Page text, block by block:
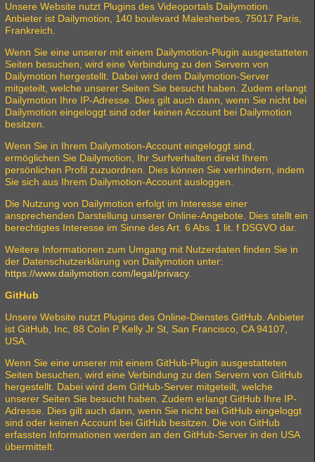
Unsere Website nutzt Plugins des Videoportals Dailymotion.
Anbieter ist Dailymotion, 140 boulevard Malesherbes, 75017 Paris,
Frankreich.
Wenn Sie eine unserer mit einem Dailymotion-Plugin ausgestatteten
Seiten besuchen, wird eine Verbindung zu den Servern von
Dailymotion hergestellt. Dabei wird dem Dailymotion-Server
mitgeteilt, welche unserer Seiten Sie besucht haben. Zudem erlangt
Dailymotion Ihre IP-Adresse. Dies gilt auch dann, wenn Sie nicht bei
Dailymotion eingeloggt sind oder keinen Account bei Dailymotion
besitzen.
Wenn Sie in Ihrem Dailymotion-Account eingeloggt sind,
ermöglichen Sie Dailymotion, Ihr Surfverhalten direkt Ihrem
persönlichen Profil zuzuordnen. Dies können Sie verhindern, indem
Sie sich aus Ihrem Dailymotion-Account ausloggen.
Die Nutzung von Dailymotion erfolgt im Interesse einer
ansprechenden Darstellung unserer Online-Angebote. Dies stellt ein
berechtigtes Interesse im Sinne des Art. 6 Abs. 1 lit. f DSGVO dar.
Weitere Informationen zum Umgang mit Nutzerdaten finden Sie in
der Datenschutzerklärung von Dailymotion unter:
https://www.dailymotion.com/legal/privacy.
GitHub
Unsere Website nutzt Plugins des Online-Dienstes GitHub. Anbieter
ist GitHub, Inc, 88 Colin P Kelly Jr St, San Francisco, CA 94107,
USA.
Wenn Sie eine unserer mit einem GitHub-Plugin ausgestatteten
Seiten besuchen, wird eine Verbindung zu den Servern von GitHub
hergestellt. Dabei wird dem GitHub-Server mitgeteilt, welche
unserer Seiten Sie besucht haben. Zudem erlangt GitHub Ihre IP-
Adresse. Dies gilt auch dann, wenn Sie nicht bei GitHub eingeloggt
sind oder keinen Account bei GitHub besitzen. Die von GitHub
erfassten Informationen werden an den GitHub-Server in den USA
übermittelt.